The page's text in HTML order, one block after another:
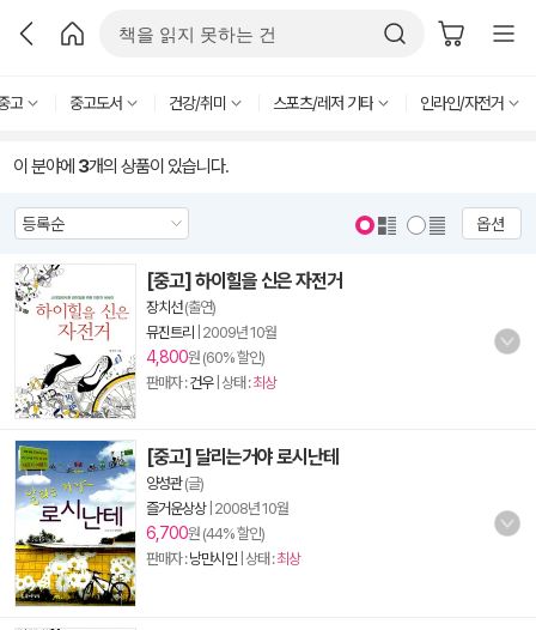
고 중고도서 건강/취미 스포츠/레저 기타 인라인/자전거
이 분야에 3개의 상품이 있습니다.
옵션
[중고] 하이힐을 신은 자전거
장치선(출연)
뮤진트리
2009년 10월
4,800원 (60% 할인)
판매자 :건우| 상태 :최상
[중고] 달리는거야 로시난테
양성관(글)
즐거운상상| 2008년 10월
6,700원 (44% 할인)
판매자 :낭만시인 | 상태 :최상